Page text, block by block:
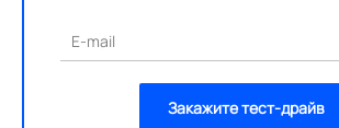
E-mail
Закажите тест-драйв